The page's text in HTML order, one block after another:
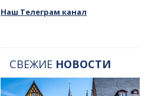
Наш Телеграм канал
СВЕЖИЕ НОВОСТИ